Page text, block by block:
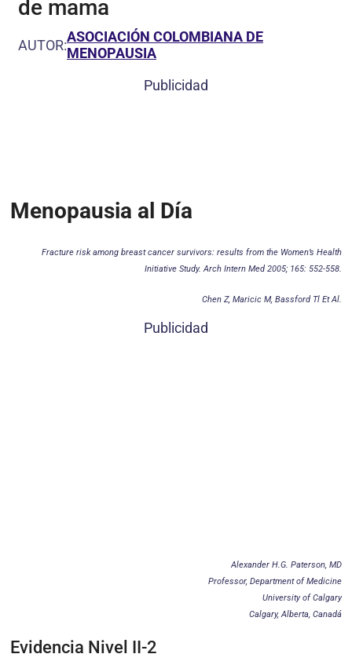
de mama
AUTOR:ASOCIACIÓN COLOMBIANA DE
MENOPAUSIA
Publicidad
Menopausia al Día
Fracture risk among breast cancer survivors: results from the Women’s Health
Initiative Study. Arch Intern Med 2005; 165: 552-558.
Chen Z, Maricic M, Bassford Tl Et Al.
Publicidad
Alexander H.G. Paterson, MD
Professor, Department of Medicine
University of Calgary
Calgary, Alberta, Canadá
Evidencia Nivel II-2